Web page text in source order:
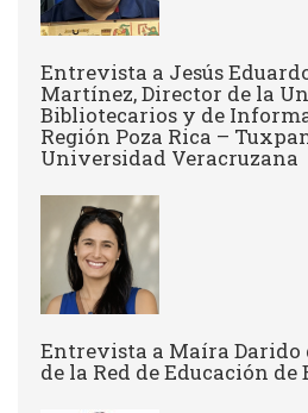
Entrevista a Jesús
Martínez, Director de la
Bibliotecarios y de
Región Poza Rica –
Universidad Veracruzana
Entrevista a ​Maíra Darido
de la Red de Educación de